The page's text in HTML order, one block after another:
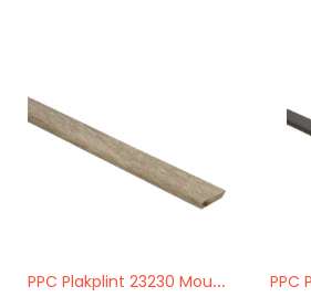
P
PC Plakplint 23230 Mountain oak light grey